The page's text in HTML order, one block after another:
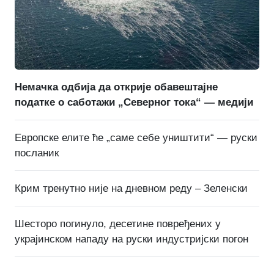
Немачка одбија да открије обавештајне
податке о саботажи „Северног тока“ — медији
Европске елите ће „саме себе уништити“ — руски
посланик
Крим тренутно није на дневном реду – Зеленски
Шесторо погинуло, десетине повређених у
украјинском нападу на руски индустријски погон